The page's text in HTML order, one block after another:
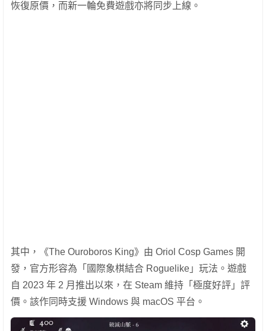
恢復原價，而新一輪免費遊戲亦將同步上線。
其中，《The Ouroboros King》由 Oriol Cosp Games 開
發，官方形容為「國際象棋結合 Roguelike」玩法。遊戲
自 2023 年 2 月推出以來，在 Steam 維持「極度好評」評
價。該作同時支援 Windows 與 macOS 平台。